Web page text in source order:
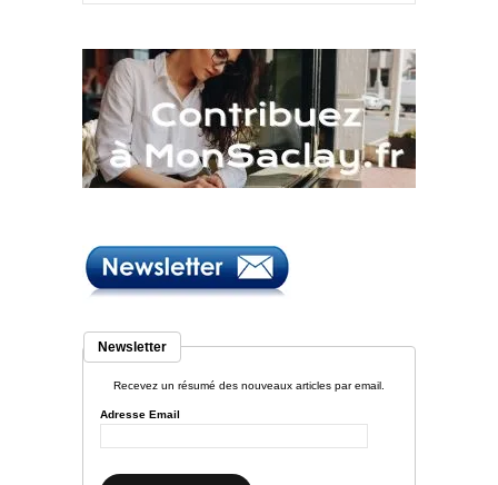
Newsletter
Recevez un résumé des nouveaux articles par email.
Adresse Email